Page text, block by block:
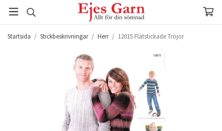
Startsida / Stickbeskrivningar / Herr / 12015 Flätstickade Tröjor